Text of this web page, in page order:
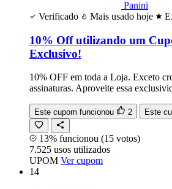
Panini
Verificado
Mais usado hoje
10% Off utilizando um
Exclusivo!
10% OFF em toda a Loja. Exceto
assinaturas. Aproveite essa
Este cupom funcionou 2 Este
13% funcionou (15 votos)
7.525 usos utilizados
UPOM Ver cupom
14